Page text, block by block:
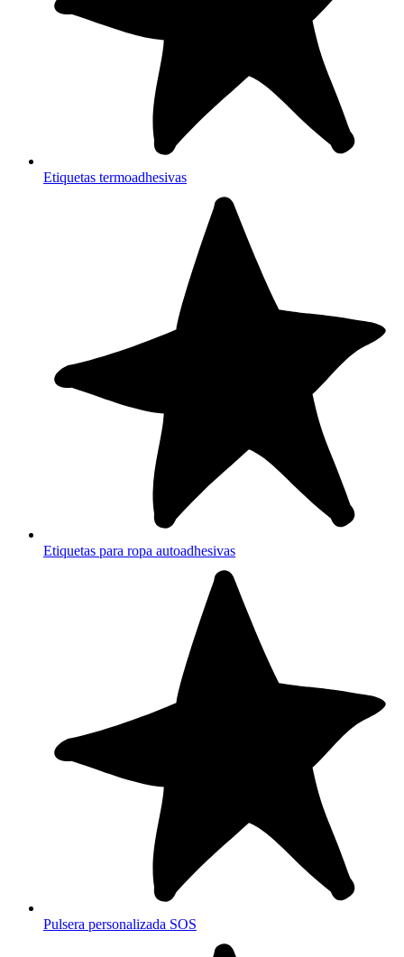
Etiquetas termoadhesivas
Etiquetas para ropa autoadhesivas
Pulsera personalizada SOS